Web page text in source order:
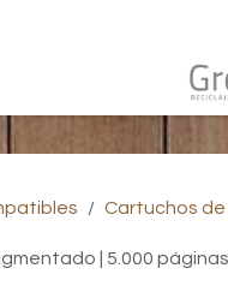
Cartuchos
| 5.000